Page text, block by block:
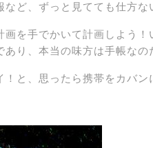
など、ずっと見てても仕方な
画を手でかいて計画しよう
り、本当の味方は手帳なの
と、思ったら携帯をカバン